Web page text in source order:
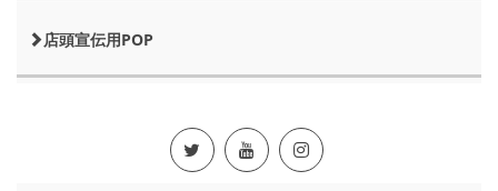
店頭宣伝用POP